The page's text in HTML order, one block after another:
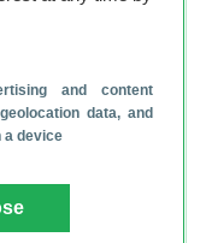
and content
data, and
a device
tegen
om
van
die
Laat het